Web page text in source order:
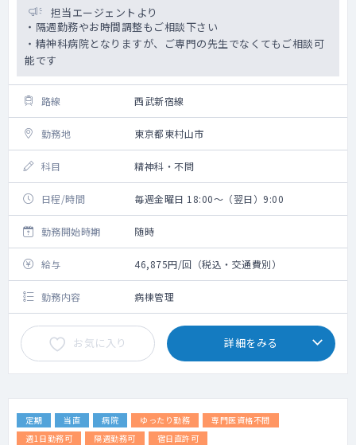
担当エージェントより
・隔週勤務やお時間調整もご相談下さい
・精神科病院となりますが、ご専門の先生でなくてもご相談可
能です
路線 西武新宿線
勤務地 東京都東村山市
科目 精神科・不問
日程/時間 毎週金曜日 18:00～（翌日）9:00
勤務開始時期 随時
給与 46,875円/回（税込・交通費別）
勤務内容 病棟管理
お気に入り 詳細をみる
定期 当直 病院 ゆったり勤務
専門医資格不問
週1日勤務可
隔週勤務可 宿日直許可